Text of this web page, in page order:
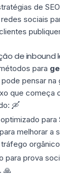
de
sociais
de inbound
para
pensar na
que começa
🛶
para
melhorar a
para prova
🙏